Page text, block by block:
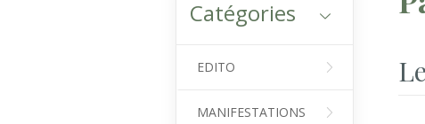
Catégories
EDITO
MANIFESTATIONS